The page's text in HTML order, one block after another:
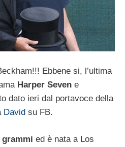
Ebbene si, l’ultima
Harper Seven e
dato ieri dal portavoce della
David su FB.
grammi ed è nata a Los